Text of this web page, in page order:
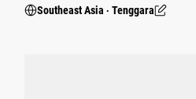
Southeast Asia ‧ Tenggara